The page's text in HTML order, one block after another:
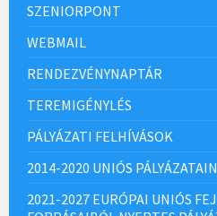
SZENIORPONT
WEBMAIL
RENDEZVÉNYNAPTÁR
TEREMIGÉNYLÉS
PÁLYÁZATI FELHÍVÁSOK
2014-2020 UNIÓS
2021-2027 EURÓPAI UNIÓS